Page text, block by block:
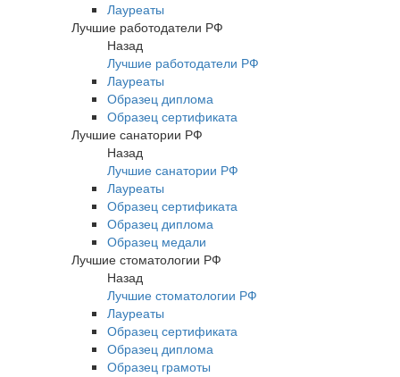
Лауреаты
Лучшие работодатели РФ
Назад
Лучшие работодатели РФ
Лауреаты
Образец диплома
Образец сертификата
Лучшие санатории РФ
Назад
Лучшие санатории РФ
Лауреаты
Образец сертификата
Образец диплома
Образец медали
Лучшие стоматологии РФ
Назад
Лучшие стоматологии РФ
Лауреаты
Образец сертификата
Образец диплома
Образец грамоты